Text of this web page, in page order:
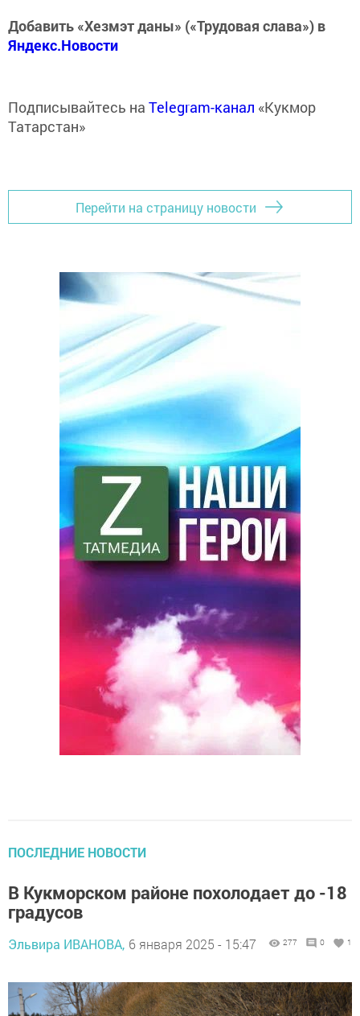
Добавить «Хезмэт даны» («Трудовая слава») в
Яндекс.Новости
Подписывайтесь на Telegram-канал «Кукмор
Татарстан»
Перейти на страницу новости
ПОСЛЕДНИЕ НОВОСТИ
В Кукморском районе похолодает до -18
градусов
Эльвира ИВАНОВА, 6 января 2025 - 15:47 277 0 1